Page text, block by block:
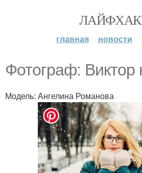
главная новости
Фотограф: Виктор
Модель: Ангелина Романова